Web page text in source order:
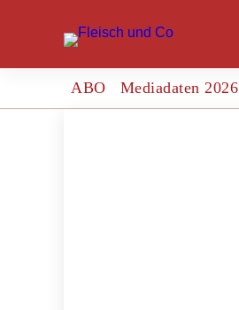
ABO Mediadaten 2026